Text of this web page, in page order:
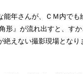
年さんが、ＣＭ内で
形』が流れ出すと、す
えない撮影現場となり